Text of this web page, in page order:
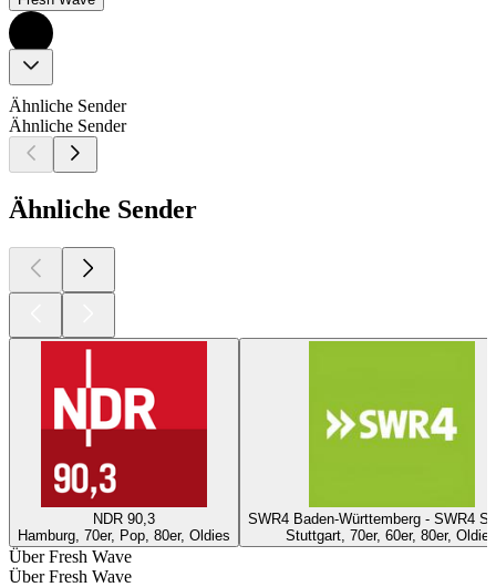
Ähnliche Sender
Ähnliche Sender
Ähnliche Sender
NDR 90,3
Hamburg, 70er, Pop, 80er, Oldies
SWR4 Baden-Württemberg - SWR4
Stuttgart, 70er, 60er, 80er, Oldies
Über Fresh Wave
Über Fresh Wave